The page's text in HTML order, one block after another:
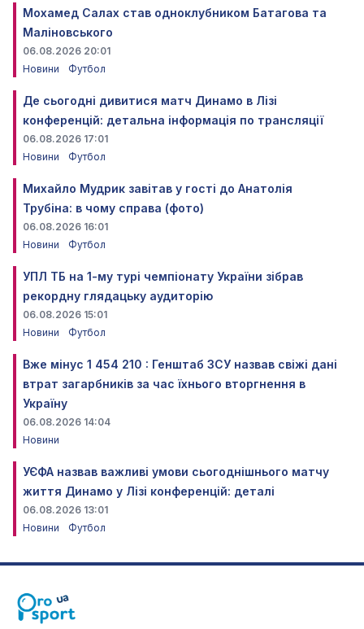
Мохамед Салах став одноклубником Батагова та
Маліновського
06.08.2026 20:01
Новини
Футбол
Де сьогодні дивитися матч Динамо в Лізі
конференцій: детальна інформація по трансляції
06.08.2026 17:01
Новини
Футбол
Михайло Мудрик завітав у гості до Анатолія
Трубіна: в чому справа (фото)
06.08.2026 16:01
Новини
Футбол
УПЛ ТБ на 1-му турі чемпіонату України зібрав
рекордну глядацьку аудиторію
06.08.2026 15:01
Новини
Футбол
Вже мінус 1 454 210 : Генштаб ЗСУ назвав свіжі дані
втрат загарбників за час їхнього вторгнення в
Україну
06.08.2026 14:04
Новини
УЄФА назвав важливі умови сьогоднішнього матчу
життя Динамо у Лізі конференцій: деталі
06.08.2026 13:01
Новини
Футбол